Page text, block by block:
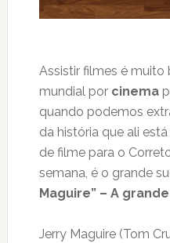
Assistir filmes é muito
mundial por cinema
quando podemos
da história que ali
de filme para o
semana, é o grande
Maguire” – A
Jerry Maguire (Tom